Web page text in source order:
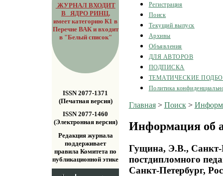
ЖУРНАЛ ВХОДИТ
В ЯДРО РИНЦ,
имеет категорию К1 в
Перечне ВАК и входит
в "Белый список"
ISSN 2077-1371
(Печатная версия)
ISSN 2077-1460
(Электронная версия)
Редакция журнала
поддерживает
правила Комитета по
публикационной этике
Регистрация
Поиск
Текущий выпуск
Архивы
Объявления
ДЛЯ АВТОРОВ
ПОДПИСКА
ТЕМАТИЧЕСКИЕ
Политика
Главная> Поиск>
Информация об
Гущина, Э.В., Санкт-
постдипломного
Санкт-Петербург,